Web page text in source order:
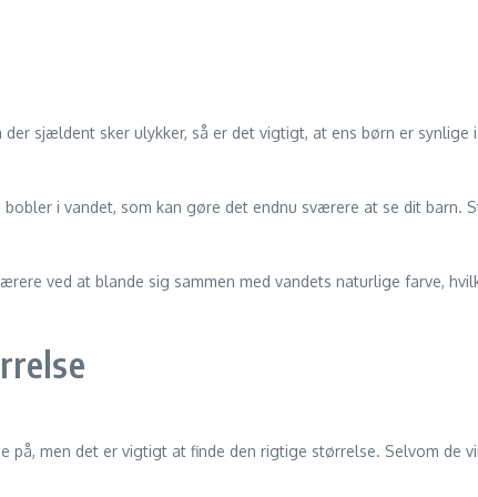
sjældent sker ulykker, så er det vigtigt, at ens børn er
i vandet, som kan gøre det endnu sværere at se dit barn.
ved at blande sig sammen med vandets naturlige farve,
men det er vigtigt at finde den rigtige størrelse. Selvom de